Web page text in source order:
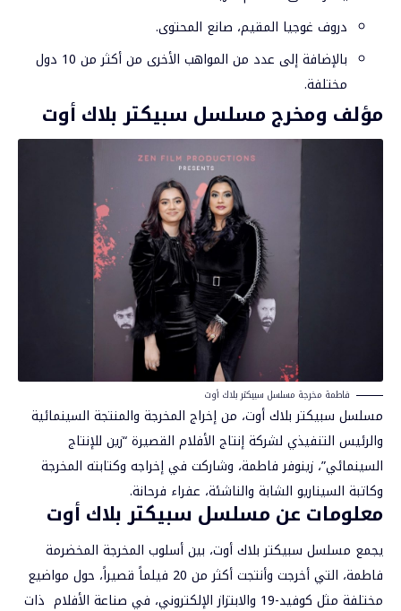
دروف غوجيا المقيم، صانع المحتوى.
بالإضافة إلى عدد من المواهب الأخرى من أكثر من 10 دول
مختلفة.
مؤلف ومخرج مسلسل سبيكتر بلاك أوت
فاطمة مخرجة مسلسل سبيكتر بلاك أوت
مسلسل سبيكتر بلاك أوت، من إخراج المخرجة والمنتجة السينمائية
والرئيس التنفيذي لشركة إنتاج الأفلام القصيرة “زين للإنتاج
السينمائي”، زينوفر فاطمة، وشاركت في إخراجه وكتابته المخرجة
وكاتبة السيناريو الشابة والناشئة، عفراء فرحانة.
معلومات عن مسلسل سبيكتر بلاك أوت
يجمع مسلسل سبيكتر بلاك أوت، بين أسلوب المخرجة المخضرمة
فاطمة، التي أخرجت وأنتجت أكثر من 20 فيلماً قصيراً، حول مواضيع
مختلفة مثل كوفيد-19 والابتزاز الإلكتروني، في صناعة الأفلام ذات